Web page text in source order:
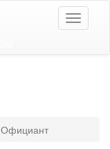
Toggle
Официант